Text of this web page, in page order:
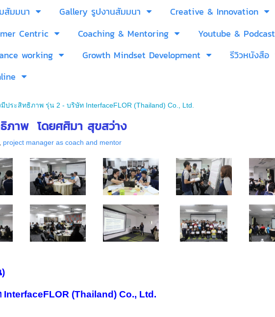
สัมมนา Gallery รูปงานสัมมนา
Creative & Innovation
Centric
Coaching & Mentoring
Youtube & Podcast
working
Growth Mindset Development รีวิวหนังสือ
ประสิทธิภาพ รุ่น 2 - บริษัท InterfaceFLOR (Thailand) Co., Ltd.
ธิภาพ โดยศศิมา สุขสว่าง
project manager as coach and mentor
(Thailand) Co., Ltd.